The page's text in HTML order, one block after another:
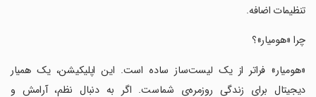
تنظیمات اضافه.
‏چرا «هومیار»؟
‏«هومیار» فراتر از یک لیست‌ساز ساده است. این اپلیکیشن، یک همیار
دیجیتال برای زندگی روزمره‌ی شماست. اگر به دنبال نظم، آرامش و